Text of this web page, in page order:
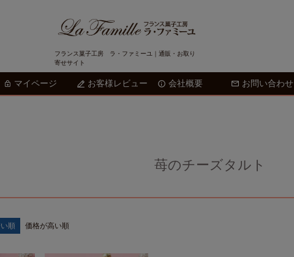
フランス菓子工房 ラ・ファミーユ｜通販・お取り
寄せサイト
マイページ お客様レビュー 会社概要 お問い合わせ
検索
苺のチーズタルト
順 価格が高い順